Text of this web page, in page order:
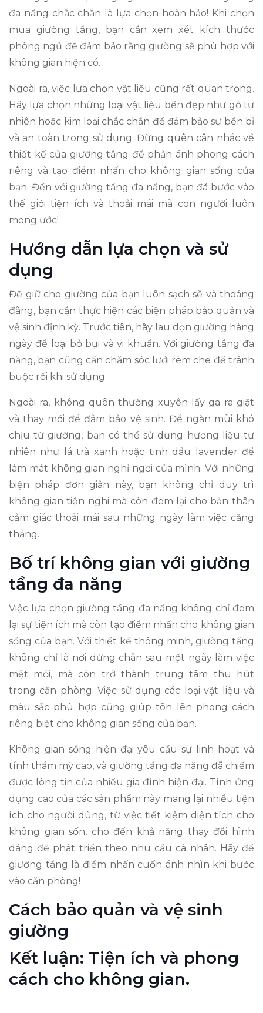
đa năng chắc chắn là lựa chọn hoàn hảo! Khi chọn
mua giường tầng, bạn cần xem xét kích thước
phòng ngủ để đảm bảo rằng giường sẽ phù hợp với
không gian hiện có.
Ngoài ra, việc lựa chọn vật liệu cũng rất quan trọng.
Hãy lựa chọn những loại vật liệu bền đẹp như gỗ tự
nhiên hoặc kim loại chắc chắn để đảm bảo sự bền bỉ
và an toàn trong sử dụng. Đừng quên cân nhắc về
thiết kế của giường tầng để phản ánh phong cách
riêng và tạo điểm nhấn cho không gian sống của
bạn. Đến với giường tầng đa năng, bạn đã bước vào
thế giới tiện ích và thoải mái mà con người luôn
mong ước!
Hướng dẫn lựa chọn và sử
dụng
Để giữ cho giường của bạn luôn sạch sẽ và thoáng
đãng, bạn cần thực hiện các biện pháp bảo quản và
vệ sinh định kỳ. Trước tiên, hãy lau dọn giường hàng
ngày để loại bỏ bụi và vi khuẩn. Với giường tầng đa
năng, bạn cũng cần chăm sóc lưới rèm che để tránh
buộc rối khi sử dụng.
Ngoài ra, không quên thường xuyên lấy ga ra giặt
và thay mới để đảm bảo vệ sinh. Để ngăn mùi khó
chịu từ giường, bạn có thể sử dụng hương liệu tự
nhiên như lá trà xanh hoặc tinh dầu lavender để
làm mát không gian nghỉ ngơi của mình. Với những
biện pháp đơn giản này, bạn không chỉ duy trì
không gian tiện nghi mà còn đem lại cho bản thân
cảm giác thoải mái sau những ngày làm việc căng
thẳng.
Bố trí không gian với giường
tầng đa năng
Việc lựa chọn giường tầng đa năng không chỉ đem
lại sự tiện ích mà còn tạo điểm nhấn cho không gian
sống của bạn. Với thiết kế thông minh, giường tầng
không chỉ là nơi dừng chân sau một ngày làm việc
mệt mỏi, mà còn trở thành trung tâm thu hút
trong căn phòng. Việc sử dụng các loại vật liệu và
màu sắc phù hợp cũng giúp tôn lên phong cách
riêng biệt cho không gian sống của bạn.
Không gian sống hiện đại yêu cầu sự linh hoạt và
tính thẩm mỹ cao, và giường tầng đa năng đã chiếm
được lòng tin của nhiều gia đình hiện đại. Tính ứng
dụng cao của các sản phẩm này mang lại nhiều tiện
ích cho người dùng, từ việc tiết kiệm diện tích cho
không gian sốn, cho đến khả năng thay đổi hình
dáng để phát triển theo nhu cầu cá nhân. Hãy để
giường tầng là điểm nhấn cuốn ánh nhìn khi bước
vào căn phòng!
Cách bảo quản và vệ sinh
giường
Kết luận: Tiện ích và phong
cách cho không gian.